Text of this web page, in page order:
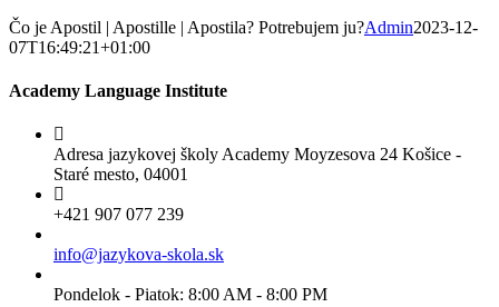
Čo je Apostil | Apostille | Apostila? Potrebujem ju?Admin2023-12-
07T16:49:21+01:00
Academy Language Institute
Adresa jazykovej školy Academy Moyzesova 24 Košice -
Staré mesto, 04001
+421 907 077 239
info@jazykova-skola.sk
Pondelok - Piatok: 8:00 AM - 8:00 PM